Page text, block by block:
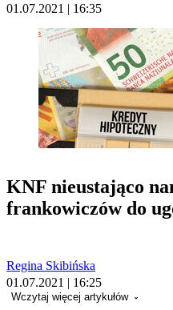
01.07.2021 | 16:35
KNF nieustająco
frankowiczów do
Regina Skibińska
01.07.2021 | 16:25
Wczytaj więcej artykułów